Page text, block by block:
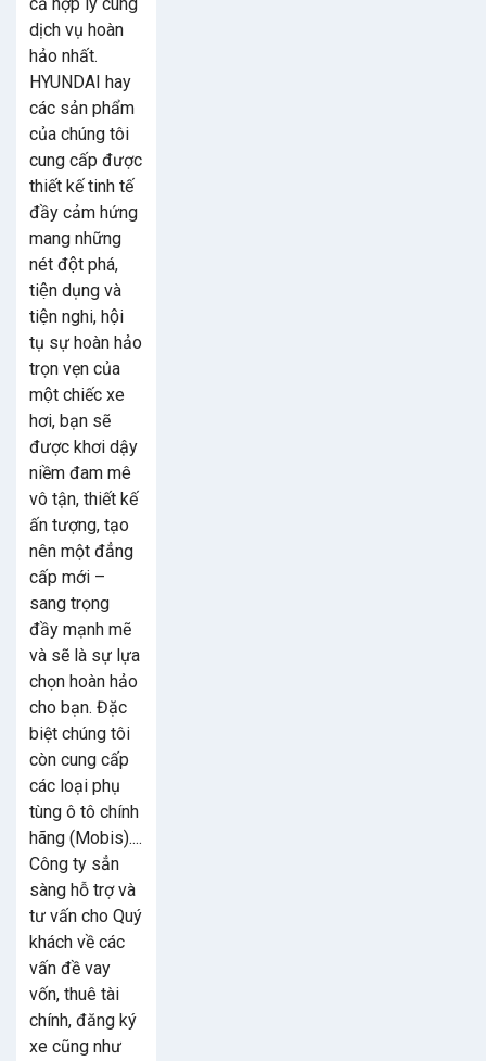
dịch vụ hoàn
hảo nhất.
HYUNDAI hay
các sản phẩm
của chúng tôi
cung cấp được
thiết kế tinh tế
đầy cảm hứng
mang những
nét đột phá,
tiện dụng và
tiện nghi, hội
tụ sự hoàn hảo
trọn vẹn của
một chiếc xe
hơi, bạn sẽ
được khơi dậy
niềm đam mê
vô tận, thiết kế
ấn tượng, tạo
nên một đẳng
cấp mới –
sang trọng
đầy mạnh mẽ
và sẽ là sự lựa
chọn hoàn hảo
cho bạn. Đặc
biệt chúng tôi
còn cung cấp
các loại phụ
tùng ô tô chính
hãng (Mobis)....
Công ty sẳn
sàng hỗ trợ và
tư vấn cho Quý
khách về các
vấn đề vay
vốn, thuê tài
chính, đăng ký
xe cũng như